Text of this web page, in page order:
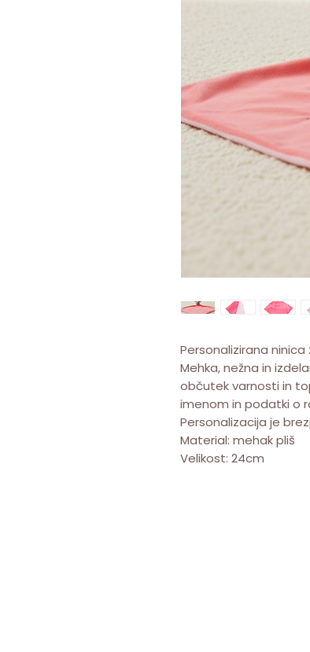
Personalizirana
Mehka, nežna in
občutek varnosti in
imenom in podatki o
Personalizacija je
Material: mehak pliš
Velikost: 24cm